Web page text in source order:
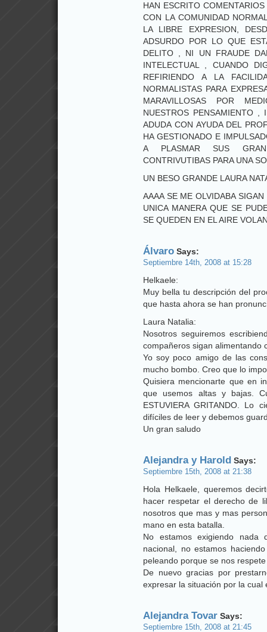
HAN ESCRITO
CON LA COMUNIDAD
LA LIBRE EXPRESION,
ADSURDO POR LO QUE
DELITO , NI UN FRAUDE
INTELECTUAL , CUANDO
REFIRIENDO A LA
NORMALISTAS PARA
MARAVILLOSAS POR
NUESTROS PENSAMIENTO
ADUDA CON AYUDA DEL
HA GESTIONADO E
A PLASMAR SUS
CONTRIVUTIBAS PARA UNA
UN BESO GRANDE LAURA
AAAA SE ME OLVIDABA
UNICA MANERA QUE SE
SE QUEDEN EN EL AIRE
Álvaro Says:
Septiembre 14th, 2008 at 15:28
Helkaele:
Muy bella tu descripción del
que hasta ahora se han
Laura Natalia:
Nosotros seguiremos
compañeros sigan alimentando
Yo soy poco amigo de las
mucho bombo. Creo que lo
Quisiera mencionarte que en
que usemos altas y bajas.
ESTUVIERA GRITANDO. Lo
difíciles de leer y debemos
Un gran saludo
Alejandra y Harold Says:
Septiembre 15th, 2008 at 21:38
Hola Helkaele, queremos
hacer respetar el derecho de
nosotros que mas y mas
mano en esta batalla.
No estamos exigiendo nada
nacional, no estamos
peleando porque se nos
De nuevo gracias por
expresar la situación por la cual
Alejandra Tovar Says:
Septiembre 15th, 2008 at 21:45